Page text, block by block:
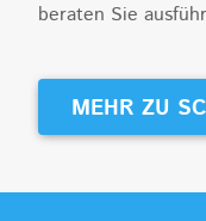
beraten Sie
MEHR ZU